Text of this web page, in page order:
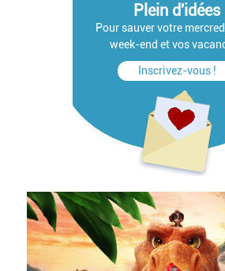
Plein d'idées
Pour sauver votre
week-end et vos
Inscrivez-vous !